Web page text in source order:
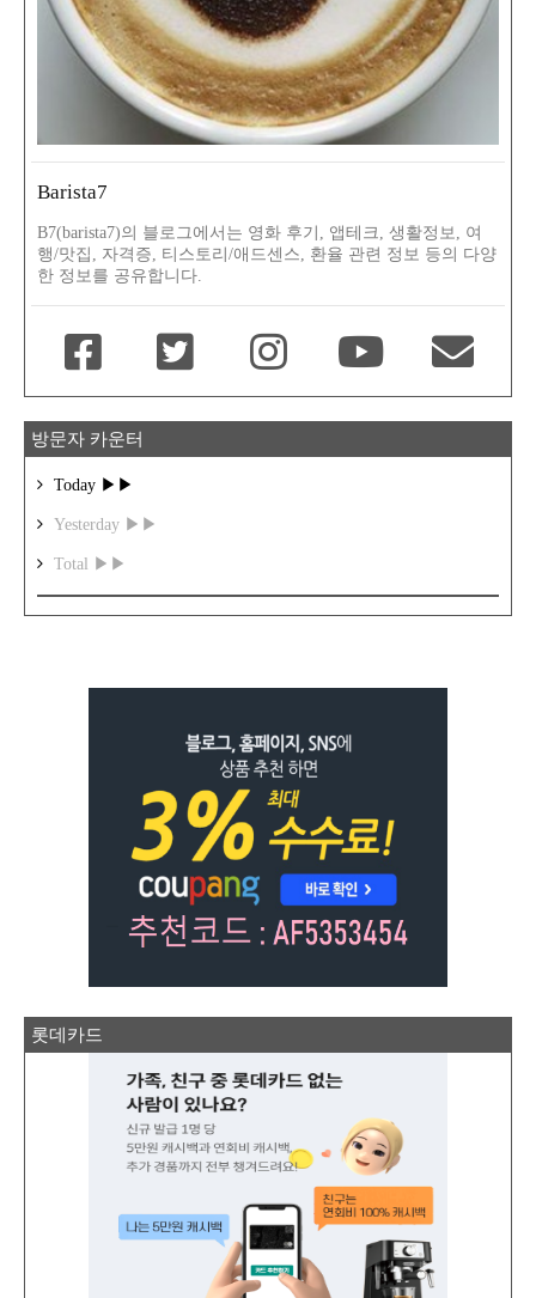
Barista7
B7(barista7)의 블로그에서는 영화 후기, 앱테크, 생활정보, 여
행/맛집, 자격증, 티스토리/애드센스, 환율 관련 정보 등의 다양
한 정보를 공유합니다.
방문자 카운터
Today ▶▶
Yesterday ▶▶
Total ▶▶
롯데카드